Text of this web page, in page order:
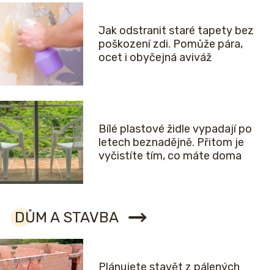
Jak odstranit staré tapety bez
poškození zdi. Pomůže pára,
ocet i obyčejná aviváž
Bílé plastové židle vypadají po
letech beznadějně. Přitom je
vyčistíte tím, co máte doma
DŮM A STAVBA
Plánujete stavět z pálených